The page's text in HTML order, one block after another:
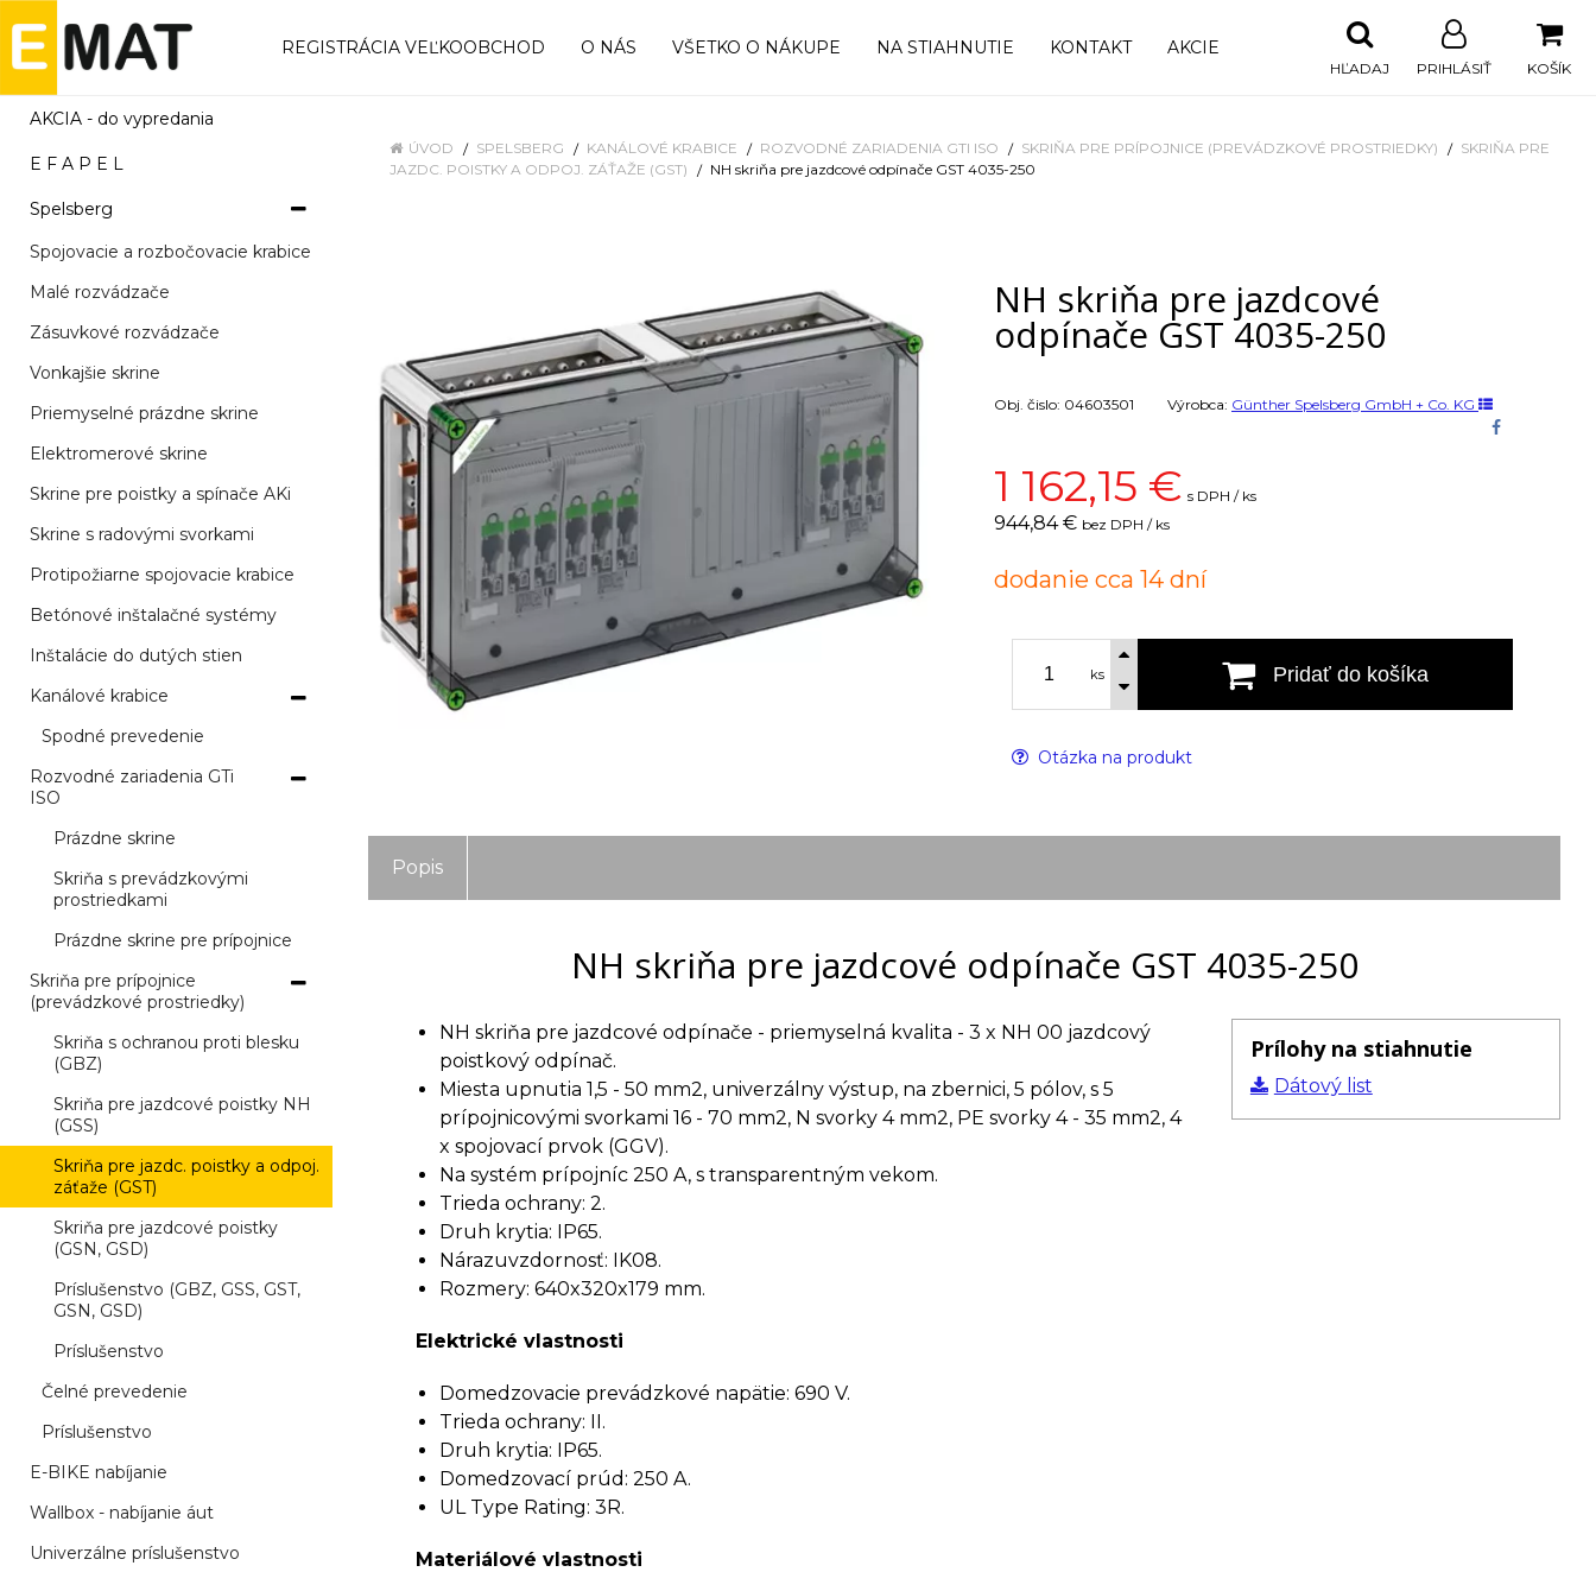
REGISTRÁCIA VEĽKOOBCHOD O NÁS VŠETKO O NÁKUPE NA STIAHNUTIE KONTAKT AKCIE
KOŠÍK
PRIHLÁSIŤ
HĽADAJ
AKCIA - do vypredania
E F A P E L
Spelsberg
Spojovacie a rozbočovacie krabice
Malé rozvádzače
Zásuvkové rozvádzače
Vonkajšie skrine
Priemyselné prázdne skrine
Elektromerové skrine
Skrine pre poistky a spínače AKi
Skrine s radovými svorkami
Protipožiarne spojovacie krabice
Betónové inštalačné systémy
Inštalácie do dutých stien
Kanálové krabice
Spodné prevedenie
Rozvodné zariadenia GTi
ISO
Prázdne skrine
Skriňa s prevádzkovými
prostriedkami
Prázdne skrine pre prípojnice
Skriňa pre prípojnice
(prevádzkové prostriedky)
Skriňa s ochranou proti blesku
(GBZ)
Skriňa pre jazdcové poistky NH
(GSS)
Skriňa pre jazdc. poistky a odpoj.
záťaže (GST)
Skriňa pre jazdcové poistky
(GSN, GSD)
Príslušenstvo (GBZ, GSS, GST,
GSN, GSD)
Príslušenstvo
Čelné prevedenie
Príslušenstvo
E-BIKE nabíjanie
Wallbox - nabíjanie áut
Univerzálne príslušenstvo
ÚVOD SPELSBERG KANÁLOVÉ KRABICE ROZVODNÉ ZARIADENIA GTI ISO SKRIŇA PRE PRÍPOJNICE (PREVÁDZKOVÉ PROSTRIEDKY)
SKRIŇA PRE
JAZDC. POISTKY A ODPOJ. ZÁŤAŽE (GST)
NH skriňa pre jazdcové odpínače GST 4035-250
NH skriňa pre jazdcové
odpínače GST 4035-250
Obj. čislo: 04603501 Výrobca: Günther Spelsberg GmbH + Co. KG
1 162,15 € s DPH / ks
944,84 € bez DPH / ks
dodanie cca 14 dní
ks Pridať do košíka
Otázka na produkt
Popis
NH skriňa pre jazdcové odpínače GST 4035-250
Prílohy na stiahnutie
Dátový list
NH skriňa pre jazdcové odpínače - priemyselná kvalita - 3 x NH 00 jazdcový
poistkový odpínač.
Miesta upnutia 1,5 - 50 mm2, univerzálny výstup, na zbernici, 5 pólov, s 5
prípojnicovými svorkami 16 - 70 mm2, N svorky 4 mm2, PE svorky 4 - 35 mm2, 4
x spojovací prvok (GGV).
Na systém prípojníc 250 A, s transparentným vekom.
Trieda ochrany: 2.
Druh krytia: IP65.
Nárazuvzdornosť: IK08.
Rozmery: 640x320x179 mm.
Elektrické vlastnosti
Domedzovacie prevádzkové napätie: 690 V.
Trieda ochrany: II.
Druh krytia: IP65.
Domedzovací prúd: 250 A.
UL Type Rating: 3R.
Materiálové vlastnosti